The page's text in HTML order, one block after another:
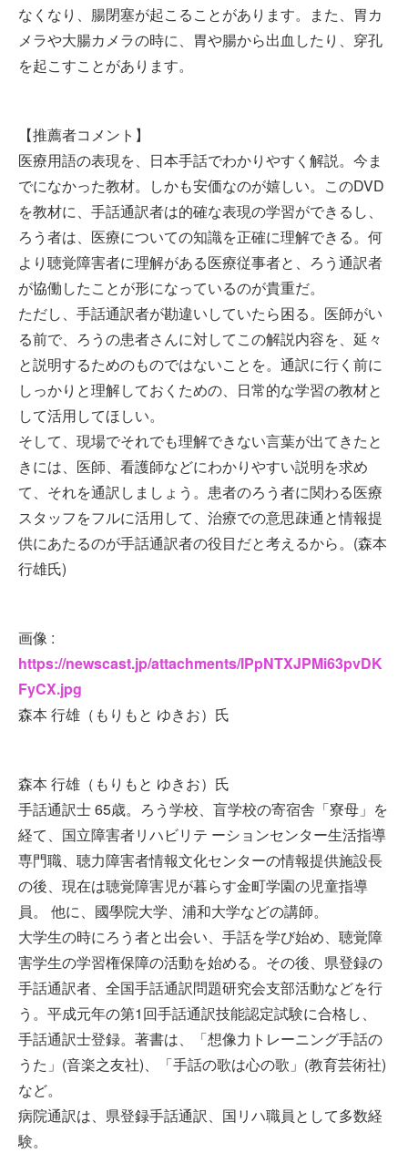
なくなり、腸閉塞が起こることがあります。また、胃カ
メラや大腸カメラの時に、胃や腸から出血したり、穿孔
を起こすことがあります。
【推薦者コメント】
医療用語の表現を、日本手話でわかりやすく解説。今ま
でになかった教材。しかも安価なのが嬉しい。このDVD
を教材に、手話通訳者は的確な表現の学習ができるし、
ろう者は、医療についての知識を正確に理解できる。何
より聴覚障害者に理解がある医療従事者と、ろう通訳者
が協働したことが形になっているのが貴重だ。
ただし、手話通訳者が勘違いしていたら困る。医師がい
る前で、ろうの患者さんに対してこの解説内容を、延々
と説明するためのものではないことを。通訳に行く前に
しっかりと理解しておくための、日常的な学習の教材と
して活用してほしい。
そして、現場でそれでも理解できない言葉が出てきたと
きには、医師、看護師などにわかりやすい説明を求め
て、それを通訳しましょう。患者のろう者に関わる医療
スタッフをフルに活用して、治療での意思疎通と情報提
供にあたるのが手話通訳者の役目だと考えるから。(森本
行雄氏)
画像 :
https://newscast.jp/attachments/lPpNTXJPMi63pvDK
FyCX.jpg
森本 行雄（もりもと ゆきお）氏
森本 行雄（もりもと ゆきお）氏
手話通訳士 65歳。ろう学校、盲学校の寄宿舎「寮母」を
経て、国立障害者リハビリテ ーションセンター生活指導
専門職、聴力障害者情報文化センターの情報提供施設⻑
の後、現在は聴覚障害児が暮らす金町学園の児童指導
員。 他に、國學院大学、浦和大学などの講師。
大学生の時にろう者と出会い、手話を学び始め、聴覚障
害学生の学習権保障の活動を始める。その後、県登録の
手話通訳者、全国手話通訳問題研究会支部活動などを行
う。平成元年の第1回手話通訳技能認定試験に合格し、
手話通訳士登録。著書は、「想像力トレーニング手話の
うた」(音楽之友社)、「手話の歌は心の歌」(教育芸術社)
など。
病院通訳は、県登録手話通訳、国リハ職員として多数経
験。